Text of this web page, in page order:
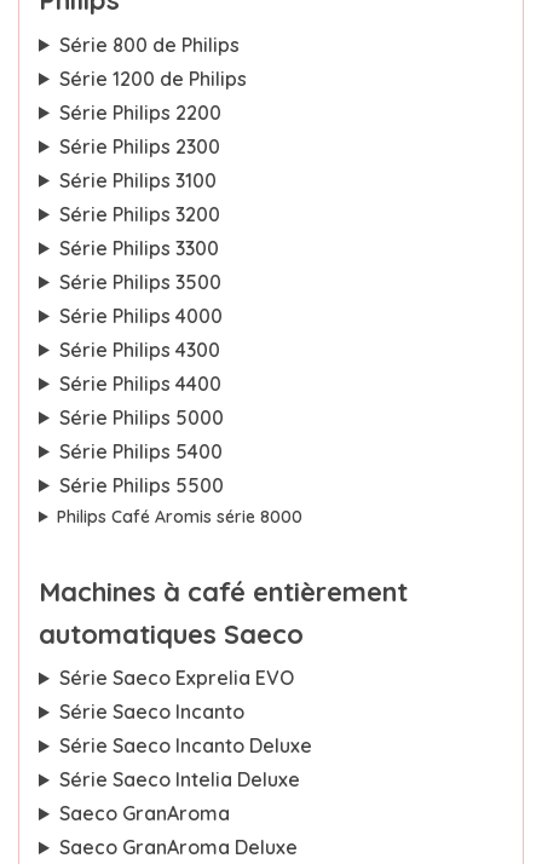
Série 800 de Philips
Série 1200 de Philips
Série Philips 2200
Série Philips 2300
Série Philips 3100
Série Philips 3200
Série Philips 3300
Série Philips 3500
Série Philips 4000
Série Philips 4300
Série Philips 4400
Série Philips 5000
Série Philips 5400
Série Philips 5500
Philips Café Aromis série 8000
Machines à café entièrement
automatiques Saeco
Série Saeco Exprelia EVO
Série Saeco Incanto
Série Saeco Incanto Deluxe
Série Saeco Intelia Deluxe
Saeco GranAroma
Saeco GranAroma Deluxe